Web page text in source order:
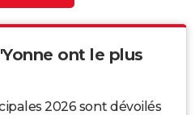
ont le plus
2026 sont dévoilés